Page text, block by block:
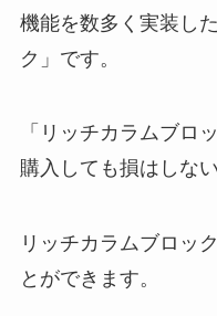
機能を数多く実装し
ク」です。
「リッチカラムブロ
購入しても損はしな
リッチカラムブロッ
とができます。